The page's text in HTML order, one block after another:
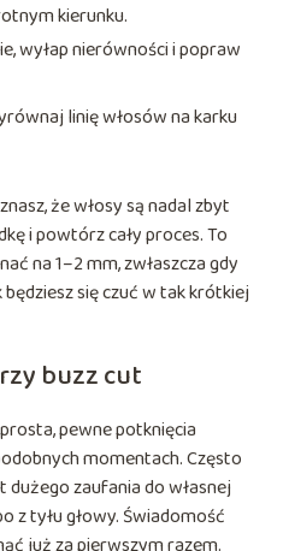
kierunku.
wyłap nierówności i popraw
linię włosów na karku
że włosy są nadal zbyt
i powtórz cały proces. To
na 1–2 mm, zwłaszcza gdy
się czuć w tak krótkiej
buzz cut
pewne potknięcia
momentach. Często
zaufania do własnej
z tyłu głowy. Świadomość